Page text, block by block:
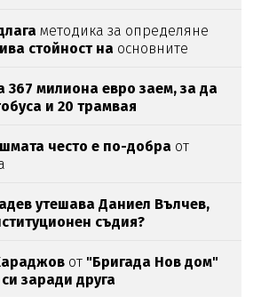
методика за определяне
стойност на основните
367 милиона евро заем, за да
и 20 трамвая
често е по-добра от
утешава Даниел Вълчев,
съдия?
от "Бригада Нов дом"
заради друга